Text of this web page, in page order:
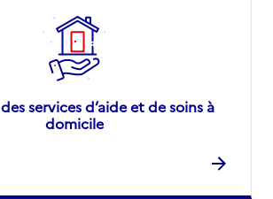
services d’aide et de soins à
domicile